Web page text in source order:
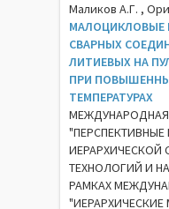
Маликов А.Г. ,
МАЛОЦИКЛОВЫЕ
СВАРНЫХ
ЛИТИЕВЫХ НА
ПРИ
ТЕМПЕРАТУРАХ
ИЕРАРХИЧЕСКОЙ
ТЕХНОЛОГИЙ И
РАМКАХ
"ИЕРАРХИЧЕСКИЕ